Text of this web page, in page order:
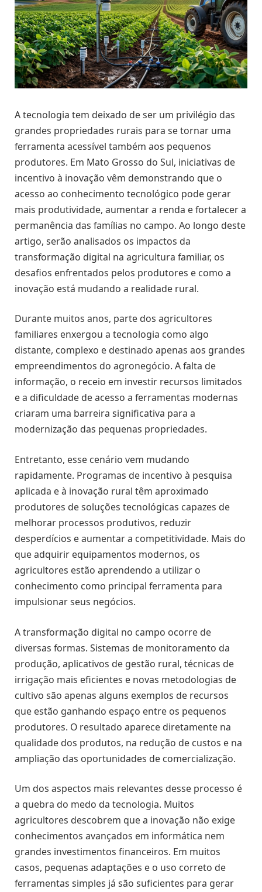
A tecnologia tem deixado de ser um privilégio das
grandes propriedades rurais para se tornar uma
ferramenta acessível também aos pequenos
produtores. Em Mato Grosso do Sul, iniciativas de
incentivo à inovação vêm demonstrando que o
acesso ao conhecimento tecnológico pode gerar
mais produtividade, aumentar a renda e fortalecer a
permanência das famílias no campo. Ao longo deste
artigo, serão analisados os impactos da
transformação digital na agricultura familiar, os
desafios enfrentados pelos produtores e como a
inovação está mudando a realidade rural.
Durante muitos anos, parte dos agricultores
familiares enxergou a tecnologia como algo
distante, complexo e destinado apenas aos grandes
empreendimentos do agronegócio. A falta de
informação, o receio em investir recursos limitados
e a dificuldade de acesso a ferramentas modernas
criaram uma barreira significativa para a
modernização das pequenas propriedades.
Entretanto, esse cenário vem mudando
rapidamente. Programas de incentivo à pesquisa
aplicada e à inovação rural têm aproximado
produtores de soluções tecnológicas capazes de
melhorar processos produtivos, reduzir
desperdícios e aumentar a competitividade. Mais do
que adquirir equipamentos modernos, os
agricultores estão aprendendo a utilizar o
conhecimento como principal ferramenta para
impulsionar seus negócios.
A transformação digital no campo ocorre de
diversas formas. Sistemas de monitoramento da
produção, aplicativos de gestão rural, técnicas de
irrigação mais eficientes e novas metodologias de
cultivo são apenas alguns exemplos de recursos
que estão ganhando espaço entre os pequenos
produtores. O resultado aparece diretamente na
qualidade dos produtos, na redução de custos e na
ampliação das oportunidades de comercialização.
Um dos aspectos mais relevantes desse processo é
a quebra do medo da tecnologia. Muitos
agricultores descobrem que a inovação não exige
conhecimentos avançados em informática nem
grandes investimentos financeiros. Em muitos
casos, pequenas adaptações e o uso correto de
ferramentas simples já são suficientes para gerar